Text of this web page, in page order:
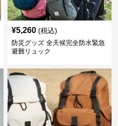
¥5,260 (税込)
防災グッズ 全天候完全防水緊急
避難リュック